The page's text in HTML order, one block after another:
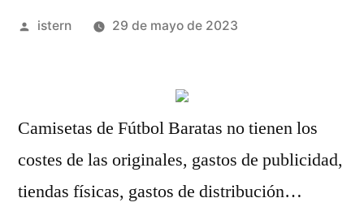
Publicado
istern 29 de mayo de 2023
Camisetas de Fútbol Baratas no tienen los
costes de las originales, gastos de publicidad,
tiendas físicas, gastos de distribución…